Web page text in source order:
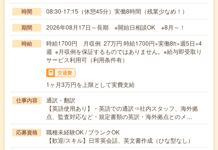
時間 08:30-17:15（休憩45分）実働8時間（残業少なめ！）
期間 2026年08月17日～長期 ※開始日相談OK ※8月～！
時給
時給1700円 月収例 27万円 時給1700円×実働8h×週5日×4
週 ※月収例を保証するものではありません。※給与即受取り
サービス利用可（利用条件有）
交通費
1ヶ月3万円を上限として実費支給
仕事内容
通訳・翻訳
【英語使用あり】・英語での通訳⇒社内スタッフ、海外拠
点、監査対応など・規定書類の英訳・海外拠点とのメ…
応募資格
職種未経験OK / ブランクOK
【歓迎/スキル】日常英会話、英文書作成（ひな型なし）